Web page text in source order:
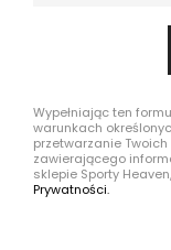
Wypełniając ten
warunkach
przetwarzanie
zawierającego
sklepie Sporty
Prywatności.